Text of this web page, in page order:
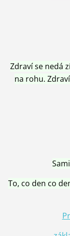
Zdraví se nedá
na rohu.
To, co den co